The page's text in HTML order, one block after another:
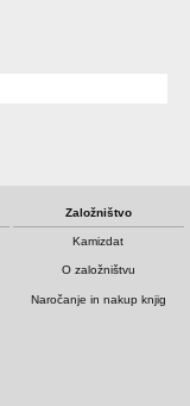
Založništvo
Kamizdat
O založništvu
Naročanje in nakup knjig